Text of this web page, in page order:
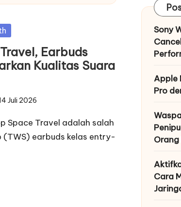
Earbuds
Kualitas Suara
Juli 2026
Space Travel adalah salah
(TWS) earbuds kelas entry-
Sony
Apple
Pro
Orang
Cara